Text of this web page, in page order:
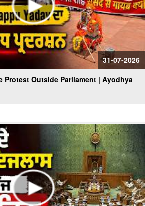
31-07-2026
Protest Outside Parliament | Ayodhya